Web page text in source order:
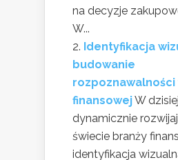
na decyzje
W...
Identyfikacja
budowanie
rozpoznawalności
finansowejW
dynamicznie
świecie branży
identyfikacja